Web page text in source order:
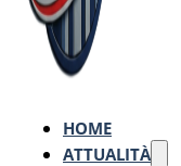
HOME
ATTUALITÀ